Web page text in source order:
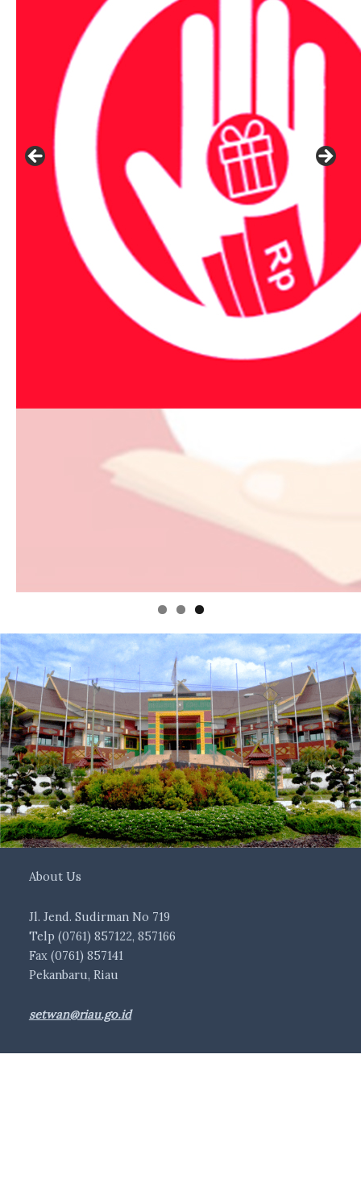
About Us
Jl. Jend. Sudirman No 719
Telp (0761) 857122, 857166
Fax (0761) 857141
Pekanbaru, Riau
setwan@riau.go.id